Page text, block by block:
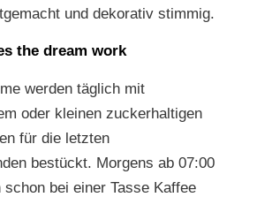
und dekorativ stimmig.
the dream work
werden täglich mit
oder kleinen zuckerhaltigen
für die letzten
bestückt. Morgens ab 07:00
bei einer Tasse Kaffee